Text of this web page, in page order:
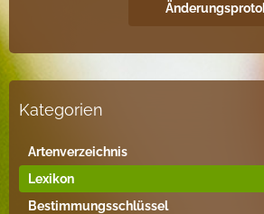
Kategorien
Artenverzeichnis
Lexikon
Bestimmungsschlüssel